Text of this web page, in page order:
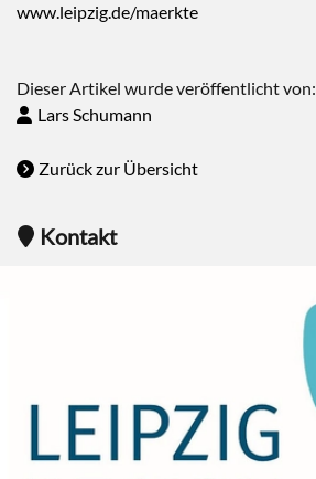
www.leipzig.de/maerkte
Dieser Artikel wurde veröffentlicht von:
Lars Schumann
Zurück zur Übersicht
Kontakt